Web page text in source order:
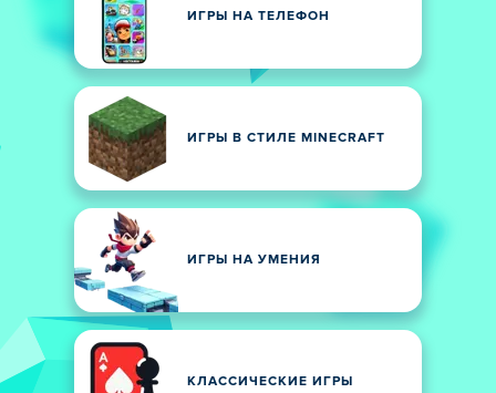
ИГРЫ НА ТЕЛЕФОН
ИГРЫ В СТИЛЕ MINECRAFT
ИГРЫ НА УМЕНИЯ
КЛАССИЧЕСКИЕ ИГРЫ